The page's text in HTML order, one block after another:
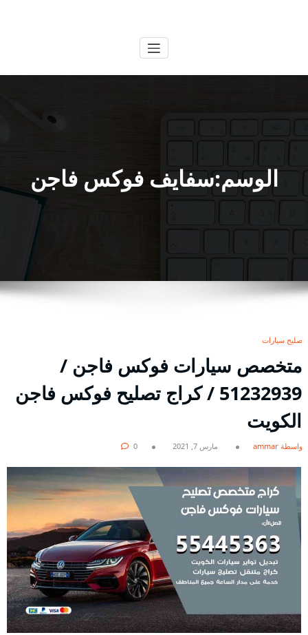
الوسم:سفايف فوكس فاجن
تصليح سيارات
متخصص سيارات فوكس فاجن /
51232939‬ / كراج تصليح فوكس فاجن
الكويت
بواسطة ammar مارس 7, 2021 0